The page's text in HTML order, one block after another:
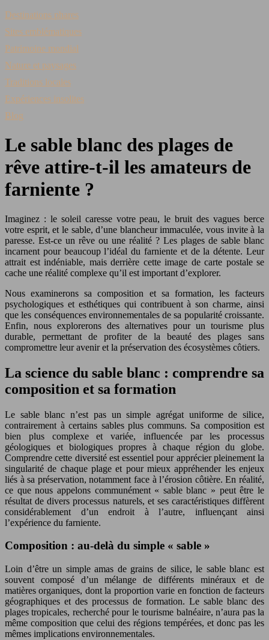
Destinations phares
Sites emblématiques
Patrimoine mondial
Nature et paysages
Traditions locales
Expériences insolites
Blog
Le sable blanc des plages de
rêve attire-t-il les amateurs de
farniente ?
Imaginez : le soleil caresse votre peau, le bruit des vagues berce
votre esprit, et le sable, d’une blancheur immaculée, vous invite à la
paresse. Est-ce un rêve ou une réalité ? Les plages de sable blanc
incarnent pour beaucoup l’idéal du farniente et de la détente. Leur
attrait est indéniable, mais derrière cette image de carte postale se
cache une réalité complexe qu’il est important d’explorer.
Nous examinerons sa composition et sa formation, les facteurs
psychologiques et esthétiques qui contribuent à son charme, ainsi
que les conséquences environnementales de sa popularité croissante.
Enfin, nous explorerons des alternatives pour un tourisme plus
durable, permettant de profiter de la beauté des plages sans
compromettre leur avenir et la préservation des écosystèmes côtiers.
La science du sable blanc : comprendre sa
composition et sa formation
Le sable blanc n’est pas un simple agrégat uniforme de silice,
contrairement à certains sables plus communs. Sa composition est
bien plus complexe et variée, influencée par les processus
géologiques et biologiques propres à chaque région du globe.
Comprendre cette diversité est essentiel pour apprécier pleinement la
singularité de chaque plage et pour mieux appréhender les enjeux
liés à sa préservation, notamment face à l’érosion côtière. En réalité,
ce que nous appelons communément « sable blanc » peut être le
résultat de divers processus naturels, et ses caractéristiques diffèrent
considérablement d’un endroit à l’autre, influençant ainsi
l’expérience du farniente.
Composition : au-delà du simple « sable »
Loin d’être un simple amas de grains de silice, le sable blanc est
souvent composé d’un mélange de différents minéraux et de
matières organiques, dont la proportion varie en fonction de facteurs
géographiques et des processus de formation. Le sable blanc des
plages tropicales, recherché pour le tourisme balnéaire, n’aura pas la
même composition que celui des régions tempérées, et donc pas les
mêmes implications environnementales.